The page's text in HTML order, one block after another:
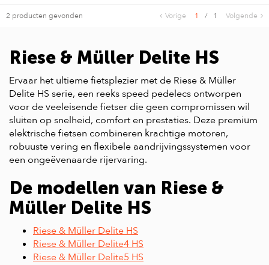
2 producten gevonden Vorige 1 / 1 Volgende
Riese & Müller Delite HS
Ervaar het ultieme fietsplezier met de Riese & Müller
Delite HS serie, een reeks speed pedelecs ontworpen
voor de veeleisende fietser die geen compromissen wil
sluiten op snelheid, comfort en prestaties. Deze premium
elektrische fietsen combineren krachtige motoren,
robuuste vering en flexibele aandrijvingssystemen voor
een ongeëvenaarde rijervaring.
De modellen van Riese &
Müller Delite HS
Riese & Müller Delite HS
Riese & Müller Delite4 HS
Riese & Müller Delite5 HS